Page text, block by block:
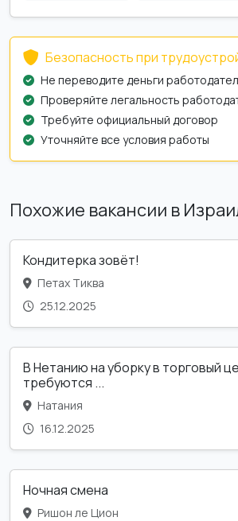
Безопасность при
Не переводите деньги
Проверяйте легальность
Требуйте официальный договор
Уточняйте все условия работы
Похожие вакансии в
Кондитерка зовёт!
Петах Тиква
25.12.2025
В Нетанию на уборку в торговый
требуются ...
Натания
16.12.2025
Ночная смена
Ришон ле Цион